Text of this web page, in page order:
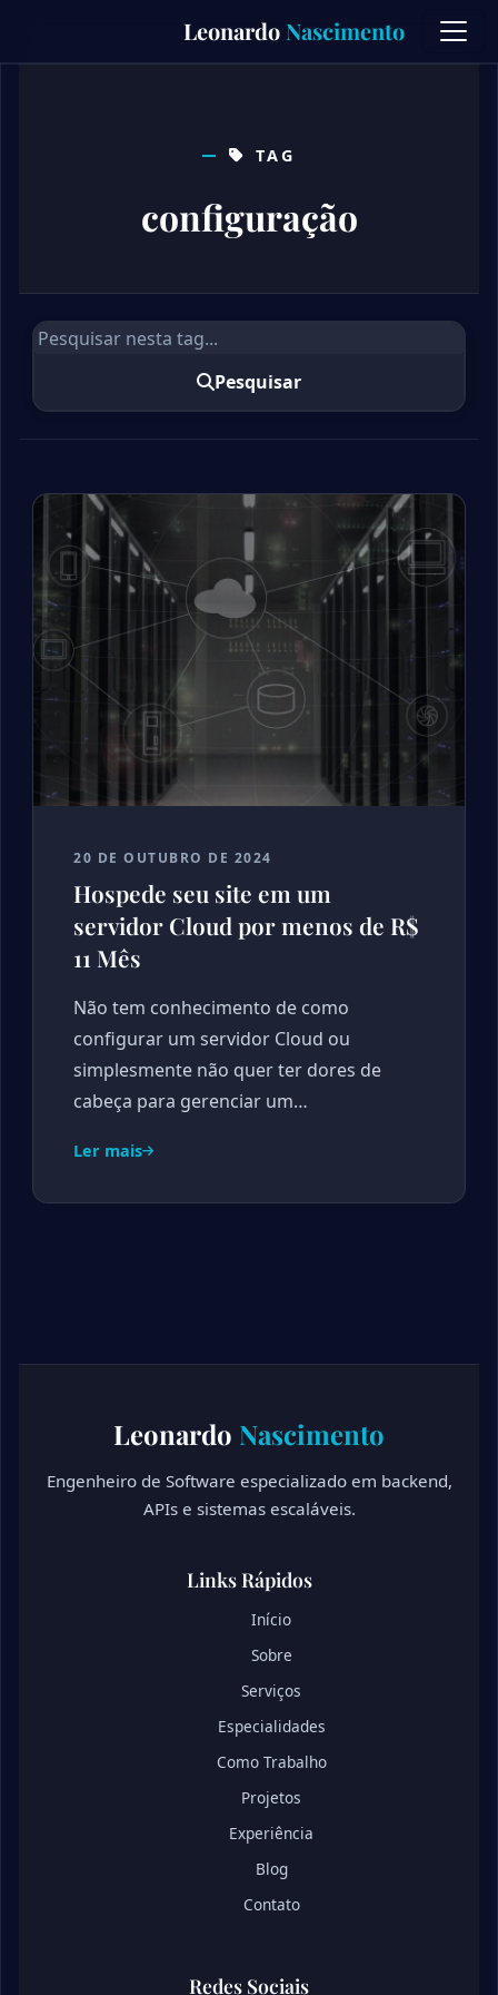
content
Leonardo Nascimento
TAG
configuração
Pesquisar
20 DE OUTUBRO DE 2024
Hospede seu site em um
servidor Cloud por menos de R$
11 Mês
Não tem conhecimento de como
configurar um servidor Cloud ou
simplesmente não quer ter dores de
cabeça para gerenciar um…
Ler mais
Leonardo Nascimento
Engenheiro de Software especializado em backend,
APIs e sistemas escaláveis.
Links Rápidos
Início
Sobre
Serviços
Especialidades
Como Trabalho
Projetos
Experiência
Blog
Contato
Redes Sociais